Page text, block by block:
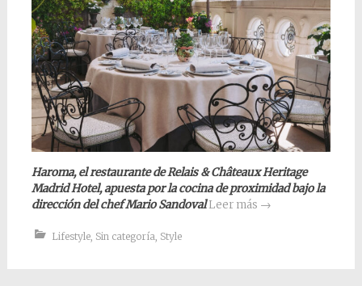
Haroma, el restaurante de Relais & Châteaux Heritage
Madrid Hotel, apuesta por la cocina de proximidad bajo la
dirección del chef Mario Sandoval Leer más →
Lifestyle, Sin categoría Style